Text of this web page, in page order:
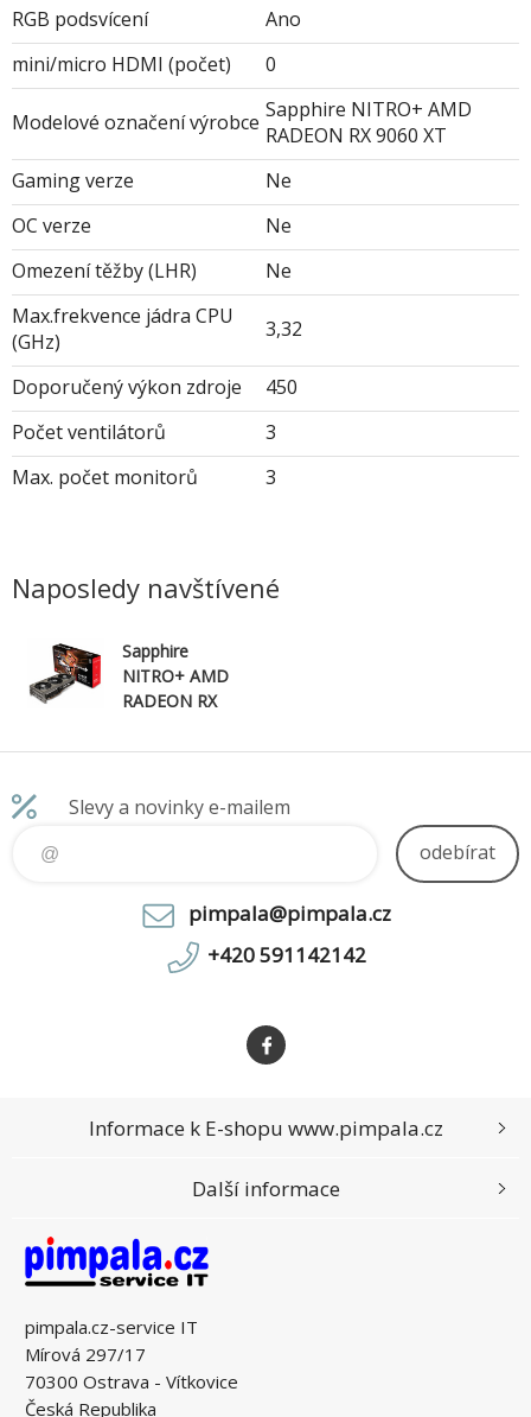
RGB podsvícení
Ano
mini/micro HDMI (počet)
0
Modelové označení výrobce Sapphire NITRO+ AMD
RADEON RX 9060 XT
Gaming verze
Ne
OC verze
Ne
Omezení těžby (LHR)
Ne
Max.frekvence jádra CPU
(GHz)
3,32
Doporučený výkon zdroje
450
Počet ventilátorů
3
Max. počet monitorů
3
Naposledy navštívené
Sapphire
NITRO+ AMD
RADEON RX
XT/16GB/GDD
Slevy a novinky e-mailem
odebírat
pimpala@pimpala.cz
+420 591142142
pimpala.cz-service IT
Mírová 297/17
70300 Ostrava - Vítkovice
Česká Republika
Informace k E-shopu www.pimpala.cz
Další informace